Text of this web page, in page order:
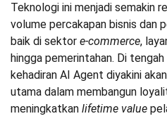
Teknologi ini menjadi semakin
volume percakapan bisnis dan
baik di sektor e-commerce,
hingga pemerintahan. Di
kehadiran AI Agent diyakini
utama dalam membangun
meningkatkan lifetime value